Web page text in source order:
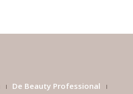
De Beauty Professional